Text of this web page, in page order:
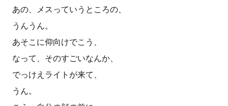
あの、メスっていうところの、
うんうん。
あそこに仰向けでこう、
なって、そのすごいなんか、
でっけえライトが来て、
うん。